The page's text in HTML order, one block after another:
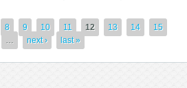
8 9 10 11 12 13 14
15
… next › last »